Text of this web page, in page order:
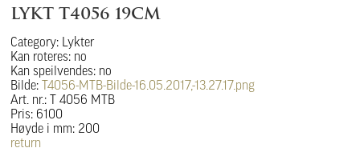
LYKT T4056 19CM
Category: Lykter
Kan roteres: no
Kan speilvendes: no
Bilde: T4056-MTB-Bilde-16.05.2017,-13.27.17.png
Art. nr.: T 4056 MTB
Pris: 6100
Høyde i mm: 200
return